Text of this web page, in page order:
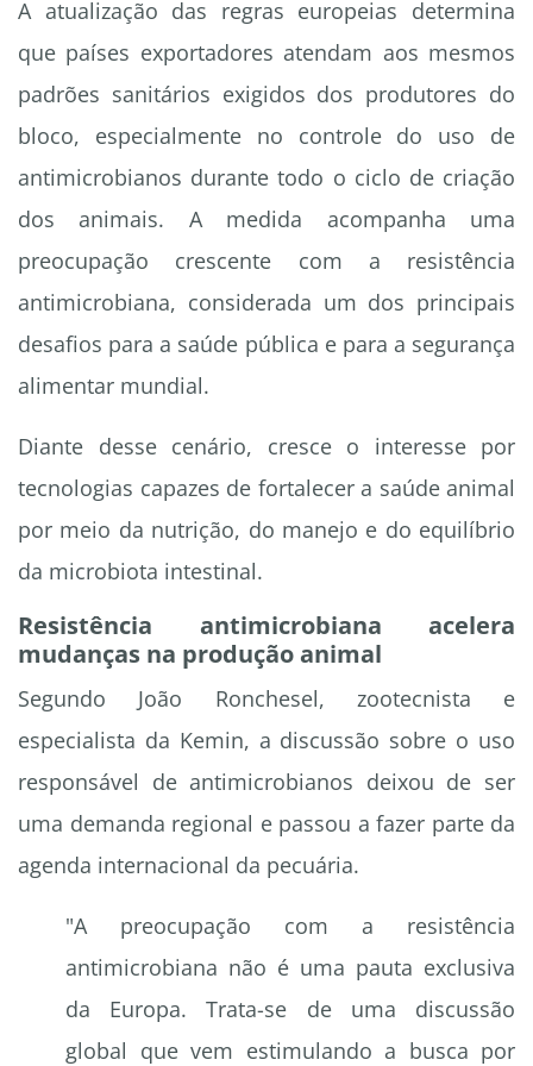
A atualização das regras europeias determina
que países exportadores atendam aos mesmos
padrões sanitários exigidos dos produtores do
bloco, especialmente no controle do uso de
antimicrobianos durante todo o ciclo de criação
dos animais. A medida acompanha uma
preocupação crescente com a resistência
antimicrobiana, considerada um dos principais
desafios para a saúde pública e para a segurança
alimentar mundial.
Diante desse cenário, cresce o interesse por
tecnologias capazes de fortalecer a saúde animal
por meio da nutrição, do manejo e do equilíbrio
da microbiota intestinal.
Resistência antimicrobiana acelera
mudanças na produção animal
Segundo João Ronchesel, zootecnista e
especialista da Kemin, a discussão sobre o uso
responsável de antimicrobianos deixou de ser
uma demanda regional e passou a fazer parte da
agenda internacional da pecuária.
"A preocupação com a resistência
antimicrobiana não é uma pauta exclusiva
da Europa. Trata-se de uma discussão
global que vem estimulando a busca por